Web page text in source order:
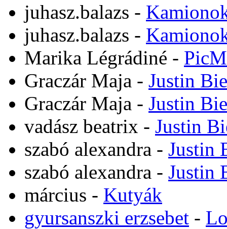
juhasz.balazs -
juhasz.balazs -
Marika Légrádiné -
Graczár Maja - Justin
Graczár Maja - Justin
vadász beatrix - Justin
szabó alexandra - Justin
szabó alexandra - Justin
március - Kutyák
gyursanszki erzsebet -